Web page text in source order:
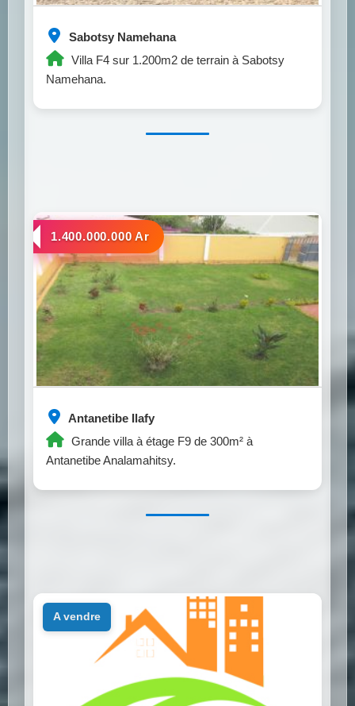
Sabotsy Namehana
Villa F4 sur 1.200m2 de terrain à Sabotsy
Namehana.
Antanetibe Ilafy
Grande villa à étage F9 de 300m² à
Antanetibe Analamahitsy.
a vendre
1.400.000.000 Ar
a vendre